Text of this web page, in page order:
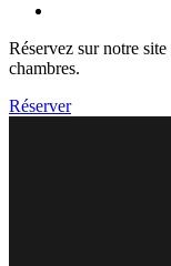
Réservez sur notre
chambres.
Réserver